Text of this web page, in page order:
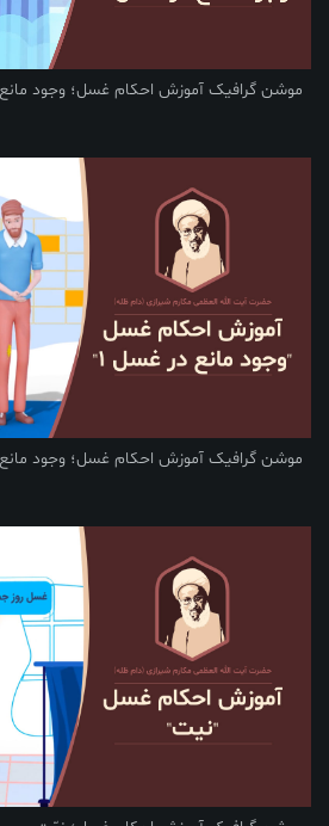
آموزش احکام غسل؛ وجود مانع در غسل –
آموزش احکام غسل؛ وجود مانع در غسل –